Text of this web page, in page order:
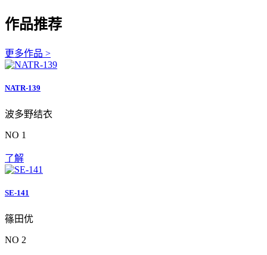
作品推荐
更多作品 >
NATR-139
波多野结衣
NO 1
了解
SE-141
篠田优
NO 2